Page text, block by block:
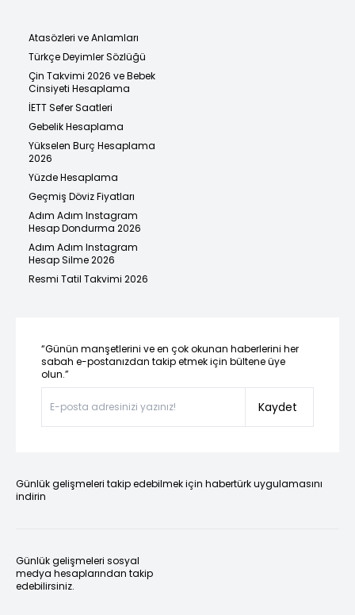
Atasözleri ve Anlamları
Türkçe Deyimler Sözlüğü
Çin Takvimi 2026 ve Bebek
Cinsiyeti Hesaplama
İETT Sefer Saatleri
Gebelik Hesaplama
Yükselen Burç Hesaplama
2026
Yüzde Hesaplama
Geçmiş Döviz Fiyatları
Adım Adım Instagram
Hesap Dondurma 2026
Adım Adım Instagram
Hesap Silme 2026
Resmi Tatil Takvimi 2026
“Günün manşetlerini ve en çok okunan haberlerini her
sabah e-postanızdan takip etmek için bültene üye
olun.”
Kaydet
Günlük gelişmeleri takip edebilmek için habertürk uygulamasını
indirin
Günlük gelişmeleri sosyal
medya hesaplarından takip
edebilirsiniz.